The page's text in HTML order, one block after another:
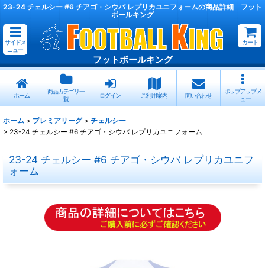
23-24 チェルシー #6 チアゴ・シウバ レプリカユニフォームの商品詳細 フット
ボールキング
サイドメ
ニュー
フットボールキング
カート
ホーム
商品カテゴリ一
覧
ログイン ご利用案内 問い合わせ
ポップアップメ
ニュー
ホーム > プレミアリーグ > チェルシー
> 23-24 チェルシー #6 チアゴ・シウバ レプリカユニフォーム
23-24 チェルシー #6 チアゴ・シウバ レプリカユニフ
ォーム